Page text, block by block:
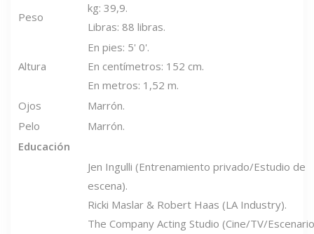
Peso
kg: 39,9.
Libras: 88 libras.
Altura
En pies: 5' 0'.
En centímetros: 152 cm.
En metros: 1,52 m.
Ojos
Marrón.
Pelo
Marrón.
Educación
Jen Ingulli (Entrenamiento privado/Estudio de
escena).
Ricki Maslar & Robert Haas (LA Industry).
The Company Acting Studio (Cine/TV/